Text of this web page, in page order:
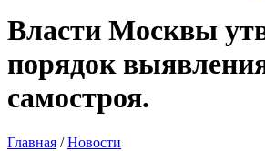
Власти Москвы
порядок
самостроя.
Главная /Новости